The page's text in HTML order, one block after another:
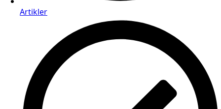
Artikler